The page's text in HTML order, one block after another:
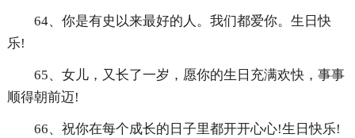
64、你是有史以来最好的人。我们都爱你。生日快
乐!
65、女儿，又长了一岁，愿你的生日充满欢快，事事
顺得朝前迈!
66、祝你在每个成长的日子里都开开心心!生日快乐!